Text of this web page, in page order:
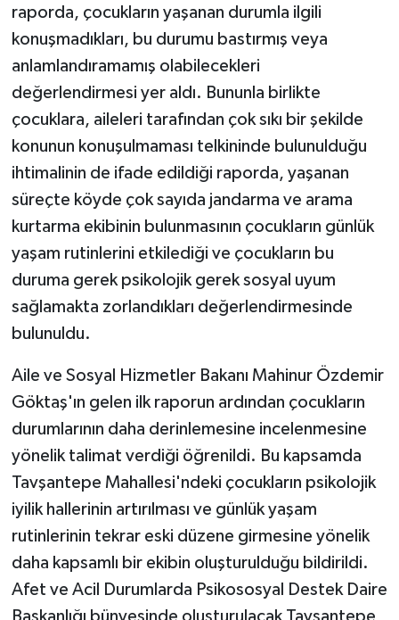
raporda, çocukların yaşanan durumla ilgili
konuşmadıkları, bu durumu bastırmış veya
anlamlandıramamış olabilecekleri
değerlendirmesi yer aldı. Bununla birlikte
çocuklara, aileleri tarafından çok sıkı bir şekilde
konunun konuşulmaması telkininde bulunulduğu
ihtimalinin de ifade edildiği raporda, yaşanan
süreçte köyde çok sayıda jandarma ve arama
kurtarma ekibinin bulunmasının çocukların günlük
yaşam rutinlerini etkilediği ve çocukların bu
duruma gerek psikolojik gerek sosyal uyum
sağlamakta zorlandıkları değerlendirmesinde
bulunuldu.
Aile ve Sosyal Hizmetler Bakanı Mahinur Özdemir
Göktaş'ın gelen ilk raporun ardından çocukların
durumlarının daha derinlemesine incelenmesine
yönelik talimat verdiği öğrenildi. Bu kapsamda
Tavşantepe Mahallesi'ndeki çocukların psikolojik
iyilik hallerinin artırılması ve günlük yaşam
rutinlerinin tekrar eski düzene girmesine yönelik
daha kapsamlı bir ekibin oluşturulduğu bildirildi.
Afet ve Acil Durumlarda Psikososyal Destek Daire
Başkanlığı bünyesinde oluşturulacak Tavşantepe